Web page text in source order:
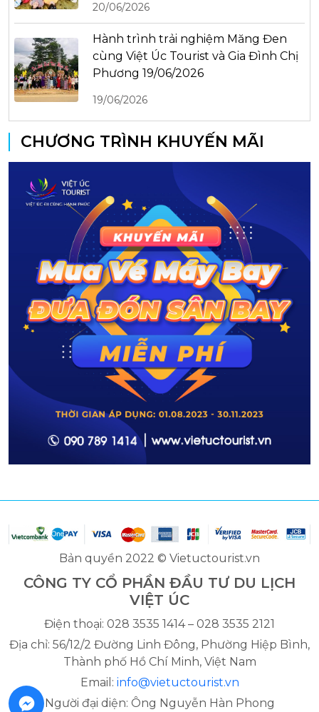
20/06/2026
Hành trình trải nghiệm Măng Đen
cùng Việt Úc Tourist và Gia Đình Chị
Phương 19/06/2026
19/06/2026
CHƯƠNG TRÌNH KHUYẾN MÃI
Bản quyền 2022 © Vietuctourist.vn
CÔNG TY CỔ PHẦN ĐẦU TƯ DU LỊCH
VIỆT ÚC
Điện thoại: 028 3535 1414 – 028 3535 2121
Địa chỉ: 56/12/2 Đường Linh Đông, Phường Hiệp Bình,
Thành phố Hồ Chí Minh, Việt Nam
Email: info@vietuctourist.vn
Người đại diện: Ông Nguyễn Hàn Phong